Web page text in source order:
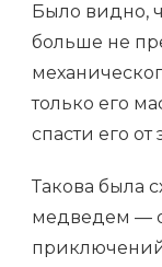
Было видно,
больше не
только его
спасти его от
Такова была
медведем —